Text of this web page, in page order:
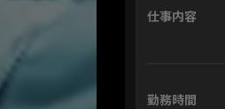
仕事内容
勤務時間